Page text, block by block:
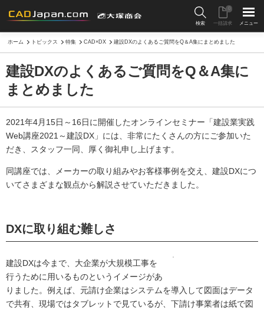
検索 一括請求
0
メニュー
ホーム トピックス 特集 CAD×DX 建設DXのよくあるご質問をQ＆A集にまとめました
建設DXのよくあるご質問をQ＆A集に
まとめました
2021年4月15日～16日に開催したオンラインセミナー「建設業実践
Web講座2021～建設DX」には、非常にたくさんの方にご参加いた
だき、スタッフ一同、厚く御礼申し上げます。
同講座では、メーカーの取り組みやお客様事例を交え、建設DXにつ
いてさまざまな観点から解説させていただきました。
DXに取り組む難しさ
建設DXは今まで、大企業が大規模工事を
行うために用いるものというイメージがあ
りました。例えば、元請け企業はシステムを導入して図面はデータ
で共有、現場ではタブレットで見ているが、下請け事業者は紙で図